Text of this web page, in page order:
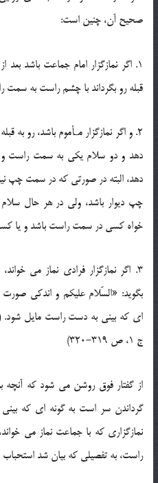
صحیح آن، چنین است:
1. اگر نمازگزار امام جماعت باشد
قبله رو بگرداند با چشم راست به سمت
2. و اگر نمازگزار مـأموم باشد، رو
دهد و دو سلام یکی به سمت راست
دهد، البته در صورتی که در سمت چپ
چپ دیوار باشد، ولى در هر حال
خواه کسى در سمت راست باشد و یا
3. اگر نمازگزار فرادی نماز می
بگوید: «السّلام علیکم و اندکى
ای که بینى‌ به دست راست مایل شود.
ج 1، ص 319-320)
از گفتار فوق روشن می شود که آنچه
گرداندن سر است به گونه ای که بینی
نمازگزاری که با جماعت نماز می
راست، به تفصیلی که بیان شد استحباب